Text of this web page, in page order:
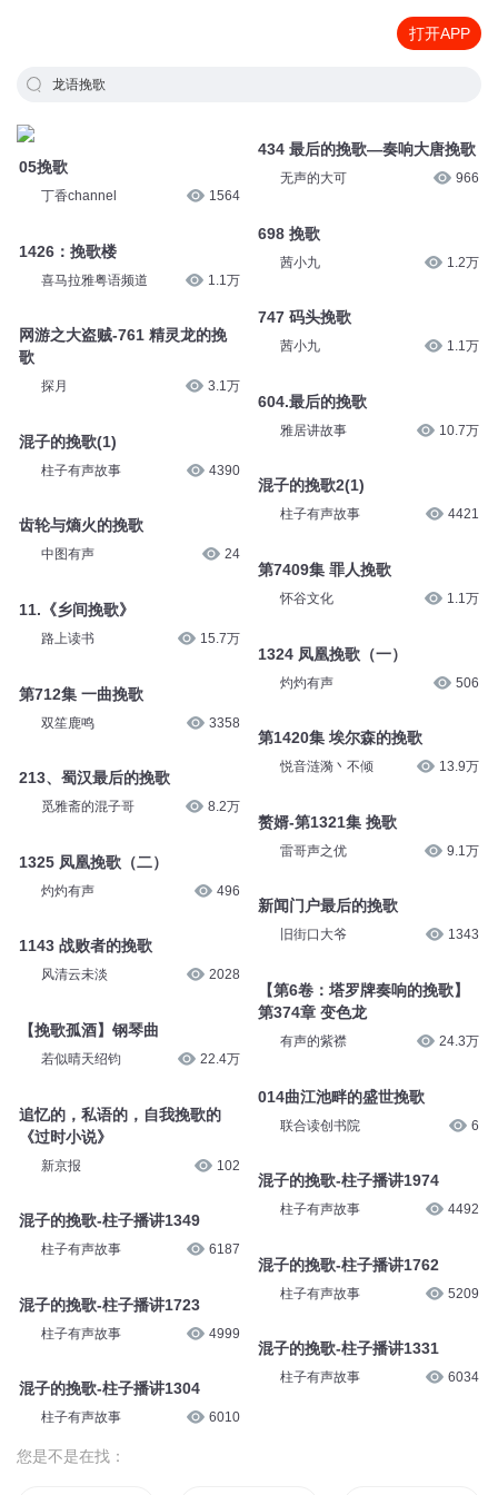
打开APP
龙语挽歌
05挽歌
丁香channel 1564
1426：挽歌楼
喜马拉雅粤语频道 1.1万
网游之大盗贼-761 精灵龙的挽
歌
探月 3.1万
混子的挽歌(1)
柱子有声故事 4390
齿轮与熵火的挽歌
中图有声 24
11.《乡间挽歌》
路上读书 15.7万
第712集 一曲挽歌
双笙鹿鸣 3358
213、蜀汉最后的挽歌
觅雅斋的混子哥 8.2万
1325 凤凰挽歌（二）
灼灼有声 496
1143 战败者的挽歌
风清云未淡 2028
【挽歌孤酒】钢琴曲
若似晴天绍钧 22.4万
追忆的，私语的，自我挽歌的
《过时小说》
新京报 102
混子的挽歌-柱子播讲1349
柱子有声故事 6187
混子的挽歌-柱子播讲1723
柱子有声故事 4999
混子的挽歌-柱子播讲1304
柱子有声故事 6010
434 最后的挽歌—奏响大唐挽歌
无声的大可 966
698 挽歌
茜小九 1.2万
747 码头挽歌
茜小九 1.1万
604.最后的挽歌
雅居讲故事 10.7万
混子的挽歌2(1)
柱子有声故事 4421
第7409集 罪人挽歌
怀谷文化 1.1万
1324 凤凰挽歌（一）
灼灼有声 506
第1420集 埃尔森的挽歌
悦音涟漪丶不倾 13.9万
赘婿-第1321集 挽歌
雷哥声之优 9.1万
新闻门户最后的挽歌
旧街口大爷 1343
【第6卷：塔罗牌奏响的挽歌】
第374章 变色龙
有声的紫襟 24.3万
014曲江池畔的盛世挽歌
联合读创书院 6
混子的挽歌-柱子播讲1974
柱子有声故事 4492
混子的挽歌-柱子播讲1762
柱子有声故事 5209
混子的挽歌-柱子播讲1331
柱子有声故事 6034
您是不是在找：